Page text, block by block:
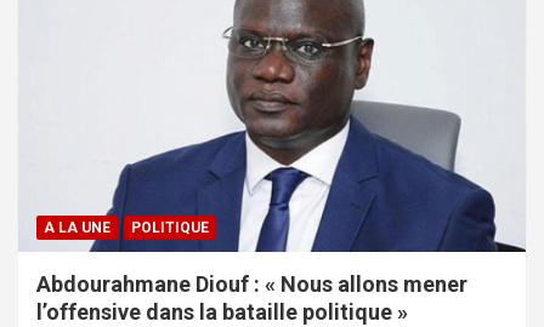
A LA UNE POLITIQUE
Abdourahmane Diouf : « Nous allons mener
l’offensive dans la bataille politique »